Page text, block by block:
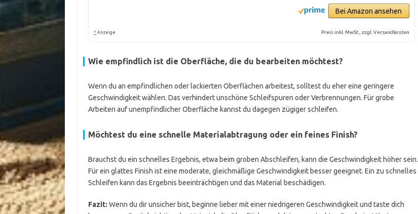
Bei Amazon ansehen
* Anzeige Preis inkl. MwSt., zzgl. Versandkosten
Wie empfindlich ist die Oberfläche, die du bearbeiten möchtest?
Wenn du an empfindlichen oder lackierten Oberflächen arbeitest, solltest du eher eine geringere
Geschwindigkeit wählen. Das verhindert unschöne Schleifspuren oder Verbrennungen. Für grobe
Arbeiten auf unempfindlicher Oberfläche kannst du dagegen zügiger schleifen.
Möchtest du eine schnelle Materialabtragung oder ein feines Finish?
Brauchst du ein schnelles Ergebnis, etwa beim groben Abschleifen, kann die Geschwindigkeit höher sein.
Für ein glattes Finish ist eine moderate, gleichmäßige Geschwindigkeit besser geeignet. Ein zu schnelles
Schleifen kann das Ergebnis beeinträchtigen und das Material beschädigen.
Fazit: Wenn du dir unsicher bist, beginne lieber mit einer niedrigeren Geschwindigkeit und taste dich